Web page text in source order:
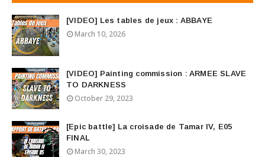
[VIDEO] Les tables de jeux : ABBAYE
March 10, 2026
[VIDEO] Painting commission : ARMEE SLAVE
TO DARKNESS
October 29, 2023
[Epic battle] La croisade de Tamar IV, E05
FINAL
March 30, 2023